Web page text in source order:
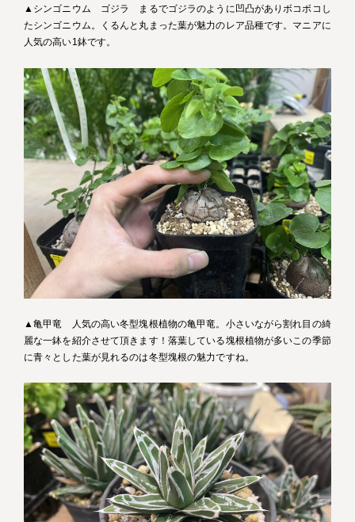
▲シンゴニウム ゴジラ まるでゴジラのように凹凸がありボコボコし
たシンゴニウム。くるんと丸まった葉が魅力のレア品種です。マニアに
人気の高い1鉢です。
▲亀甲竜 人気の高い冬型塊根植物の亀甲竜。小さいながら割れ目の綺
麗な一鉢を紹介させて頂きます！落葉している塊根植物が多いこの季節
に青々とした葉が見れるのは冬型塊根の魅力ですね。